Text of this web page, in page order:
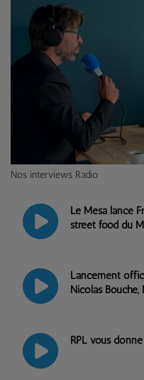
Nos interviews Radio
Le Mesa lance
street food du
Lancement
Nicolas
RPL vous